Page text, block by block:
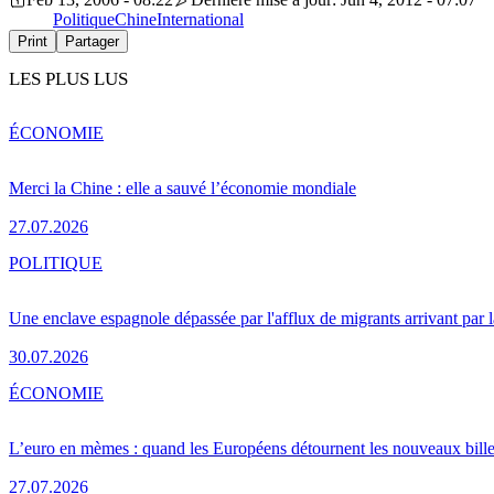
PolitiqueChineInternational
Print Partager
LES PLUS LUS
Merci la Chine : elle a sauvé l’économie mondiale
27.07.2026
ÉCONOMIE
Une enclave espagnole dépassée par l'afflux de migrants arrivant par
30.07.2026
POLITIQUE
L’euro en mèmes : quand les Européens détournent les nouveaux
27.07.2026
ÉCONOMIE